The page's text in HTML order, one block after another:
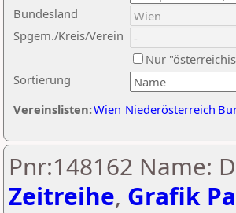
Sortierung
Bundesland
Spgem./Kreis/Verein
Nur
Vereinslisten:Wien Niederösterreich
Pnr:148162 Name:
Zeitreihe, Grafik